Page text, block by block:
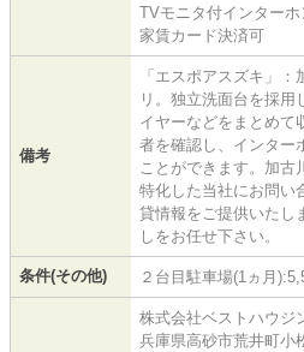
TVモニタ付インターホ
家賃カード決済可
備考
「エスポアスズキ」
リ。独立洗面台を採用
イヤーなどをまとめて
者を確認し、インター
ことができます。加古
特化した当社にお問い
貸情報をご提供いたし
しをお任せ下さい。
条件(その他) ２台目駐車場(1ヵ月
株式会社ベストハウジ
兵庫県高砂市荒井町小